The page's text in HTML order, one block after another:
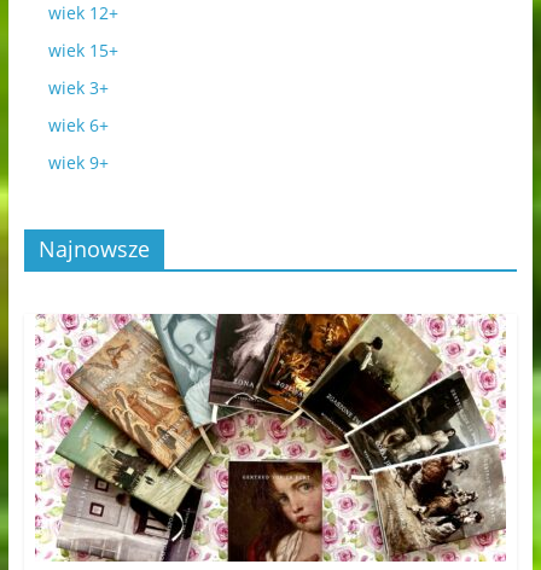
wiek 12+
wiek 15+
wiek 3+
wiek 6+
wiek 9+
Najnowsze